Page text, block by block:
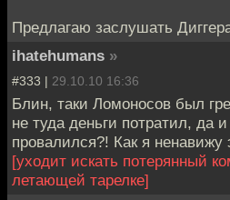
Предлагаю заслушать
ihatehumans »
#333 | 29.10.10 16:36
Блин, таки Ломоносов был
не туда деньги потратил, да
провалился?! Как я ненавижу
[уходит искать потерянный
летающей тарелке]